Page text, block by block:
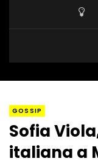
GOSSIP
Sofia
italiana a